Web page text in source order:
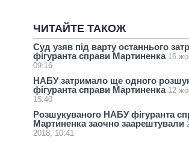
ЧИТАЙТЕ ТАКОЖ
Суд узяв під варту останнього
фігуранта справи Мартиненка 16
09:16
НАБУ затримало ще одного
фігуранта справи Мартиненка 12
15:40
Розшукуваного НАБУ фігуранта
Мартиненка заочно заарештували
2018, 10:41